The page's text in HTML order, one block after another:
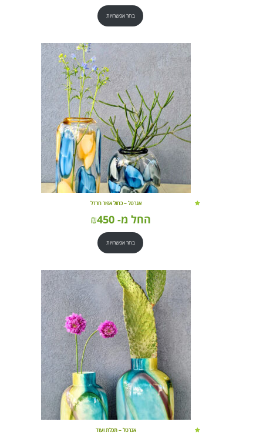
בחר אפשרויות
אגרטל – כחול אפור חרדל
החל מ- ₪450
בחר אפשרויות
אגרטל – תכלת ועוד